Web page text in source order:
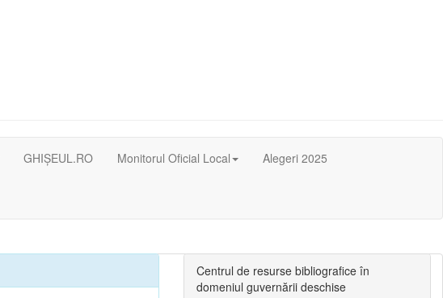
GHIȘEUL.RO Monitorul Oficial Local Alegeri 2025
Centrul de resurse bibliografice în
domeniul guvernării deschise